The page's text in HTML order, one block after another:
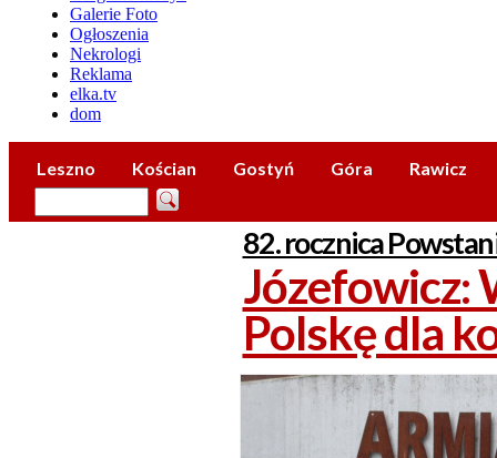
Galerie Foto
Ogłoszenia
Nekrologi
Reklama
elka.tv
dom
Leszno Kościan Gostyń Góra Rawicz
82. rocznica
Józefowicz:
Polskę dla